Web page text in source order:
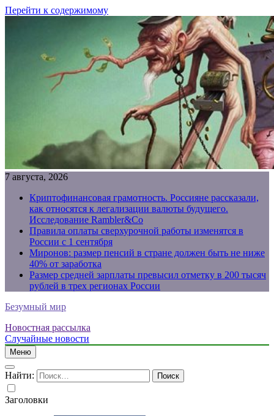
Перейти к содержимому
7 августа, 2026
Криптофинансовая грамотность. Россияне рассказали,
как относятся к легализации валюты будущего.
Исследование Rambler&Co
Правила оплаты сверхурочной работы изменятся в
России с 1 сентября
Миронов: размер пенсий в стране должен быть не ниже
40% от заработка
Размер средней зарплаты превысил отметку в 200 тысяч
рублей в трех регионах России
Безумный мир
Новостная рассылка
Случайные новости
Меню
Найти:
Заголовки